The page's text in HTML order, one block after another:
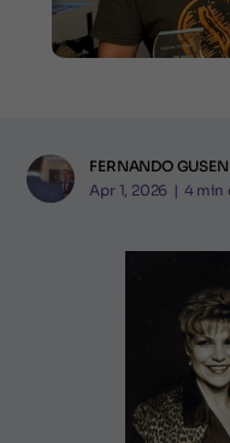
FERNANDO GUSEN
Apr 1, 2026 | 4 min